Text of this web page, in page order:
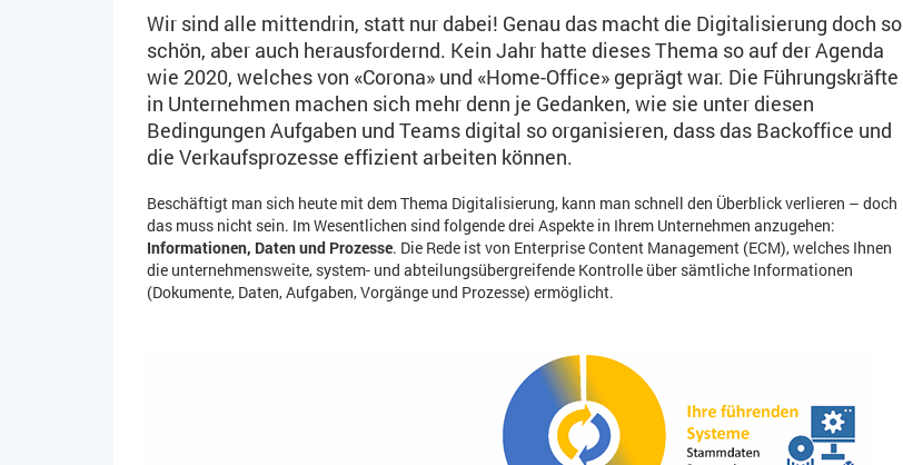
Wir sind alle mittendrin, statt nur dabei! Genau das macht die Digitalisierung doch so
schön, aber auch herausfordernd. Kein Jahr hatte dieses Thema so auf der Agenda
wie 2020, welches von «Corona» und «Home-Office» geprägt war. Die Führungskräfte
in Unternehmen machen sich mehr denn je Gedanken, wie sie unter diesen
Bedingungen Aufgaben und Teams digital so organisieren, dass das Backoffice und
die Verkaufsprozesse effizient arbeiten können.
Beschäftigt man sich heute mit dem Thema Digitalisierung, kann man schnell den Überblick verlieren – doch
das muss nicht sein. Im Wesentlichen sind folgende drei Aspekte in Ihrem Unternehmen anzugehen:
Informationen, Daten und Prozesse. Die Rede ist von Enterprise Content Management (ECM), welches Ihnen
die unternehmensweite, system- und abteilungsübergreifende Kontrolle über sämtliche Informationen
(Dokumente, Daten, Aufgaben, Vorgänge und Prozesse) ermöglicht.